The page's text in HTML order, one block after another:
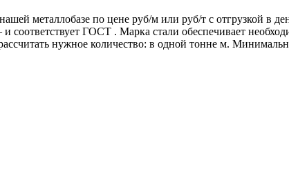
металлобазе по цене руб/м или руб/т с отгрузкой в
ГОСТ . Марка стали обеспечивает
нужное количество: в одной тонне м.